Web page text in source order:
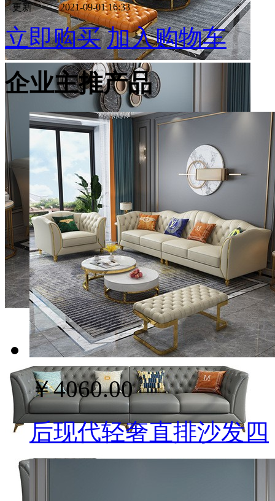
更新 2021-09-01 16:33
立即购买 加入购物车
企业主推产品
￥4060.00
后现代轻奢直排沙发四